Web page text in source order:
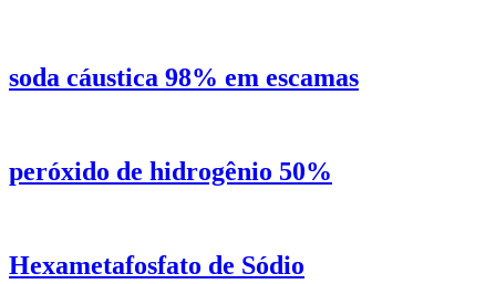
soda cáustica 98% em escamas
peróxido de hidrogênio 50%
Hexametafosfato de Sódio